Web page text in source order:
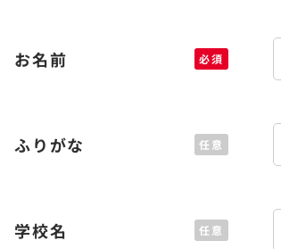
お名前 必須
ふりがな 任意
学校名 任意